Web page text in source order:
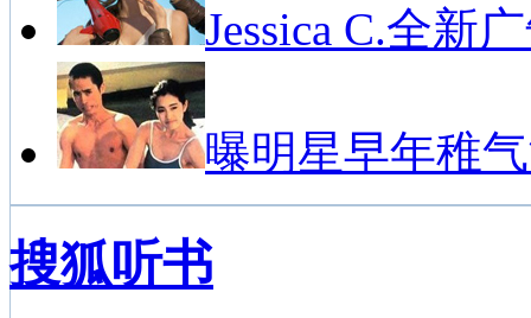
Jessica C.全新
曝明星早年稚
搜狐听书